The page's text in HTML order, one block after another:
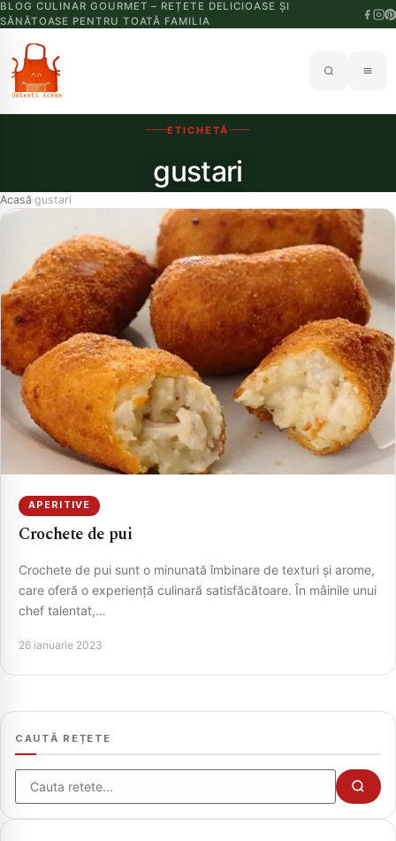
BLOG CULINAR GOURMET – REȚETE DELICIOASE ȘI
SĂNĂTOASE PENTRU TOATĂ FAMILIA
ETICHETĂ
gustari
Acasă›gustari
APERITIVE
Crochete de pui
Crochete de pui sunt o minunată îmbinare de texturi și arome,
care oferă o experiență culinară satisfăcătoare. În mâinile unui
chef talentat,…
26 ianuarie 2023
CAUTĂ REȚETE
Cauta